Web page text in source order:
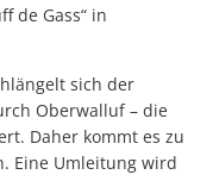
de Gass“ in
sich der
Oberwalluf – die
Daher kommt es zu
Eine Umleitung wird